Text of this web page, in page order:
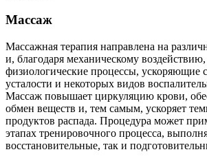
Массаж
Массажная терапия направлена на
и, благодаря механическому
физиологические процессы, ускоряющие
усталости и некоторых видов
Массаж повышает циркуляцию крови,
обмен веществ и, тем самым, ускоряет
продуктов распада. Процедура может
этапах тренировочного процесса,
восстановительные, так и